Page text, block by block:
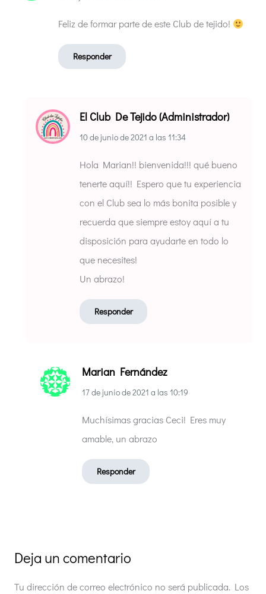
Feliz de formar parte de este Club de tejido!
Responder
El Club De Tejido (Administrador)
10 de junio de 2021 a las 11:34
Hola Marian!! bienvenida!!! qué bueno
tenerte aquí!! Espero que tu experiencia
con el Club sea lo más bonita posible y
recuerda que siempre estoy aquí a tu
disposición para ayudarte en todo lo
que necesites!
Un abrazo!
Responder
Marian Fernández
17 de junio de 2021 a las 10:19
Muchísimas gracias Ceci! Eres muy
amable, un abrazo
Responder
Deja un comentario
Tu dirección de correo electrónico no será publicada. Los